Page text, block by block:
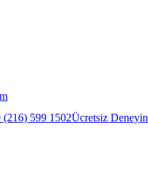
(216) 599 1502Ücretsiz Deneyin